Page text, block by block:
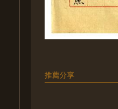
推薦分享